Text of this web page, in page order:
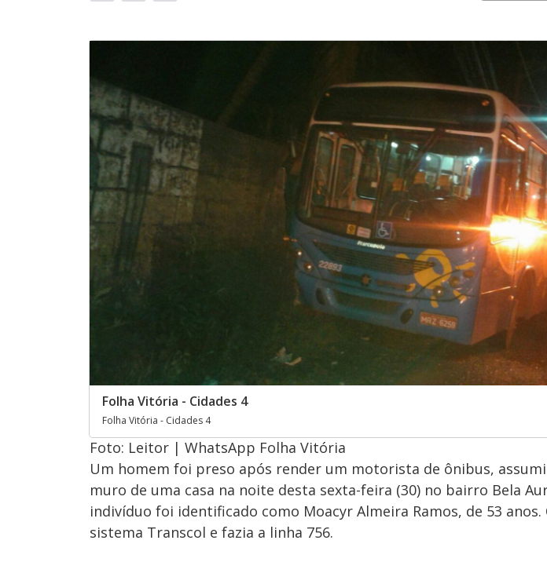
Folha Vitória - Cidades 4
Folha Vitória - Cidades 4
Foto: Leitor | WhatsApp Folha Vitória
Um homem foi preso após render um motorista de ônibus,
muro de uma casa na noite desta sexta-feira (30) no bairro Bela
indivíduo foi identificado como Moacyr Almeira Ramos, de 53
sistema Transcol e fazia a linha 756.